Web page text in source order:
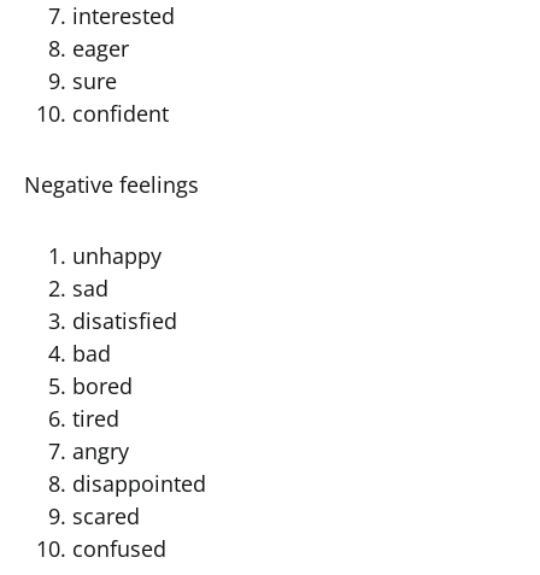
interested
eager
sure
confident
Negative feelings
unhappy
sad
disatisfied
bad
bored
tired
angry
disappointed
scared
confused